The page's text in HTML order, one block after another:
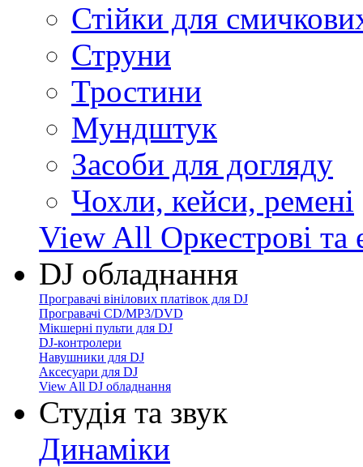
Стійки для
Струни
Тростини
Мундштук
Засоби для догляду
Чохли, кейси, ремені
View All Оркестрові та
DJ обладнання
Програвачі вінілових платівок для DJ
Програвачі CD/MP3/DVD
Мікшерні пульти для DJ
DJ-контролери
Навушники для DJ
Аксесуари для DJ
View All DJ обладнання
Студія та звук
Динаміки